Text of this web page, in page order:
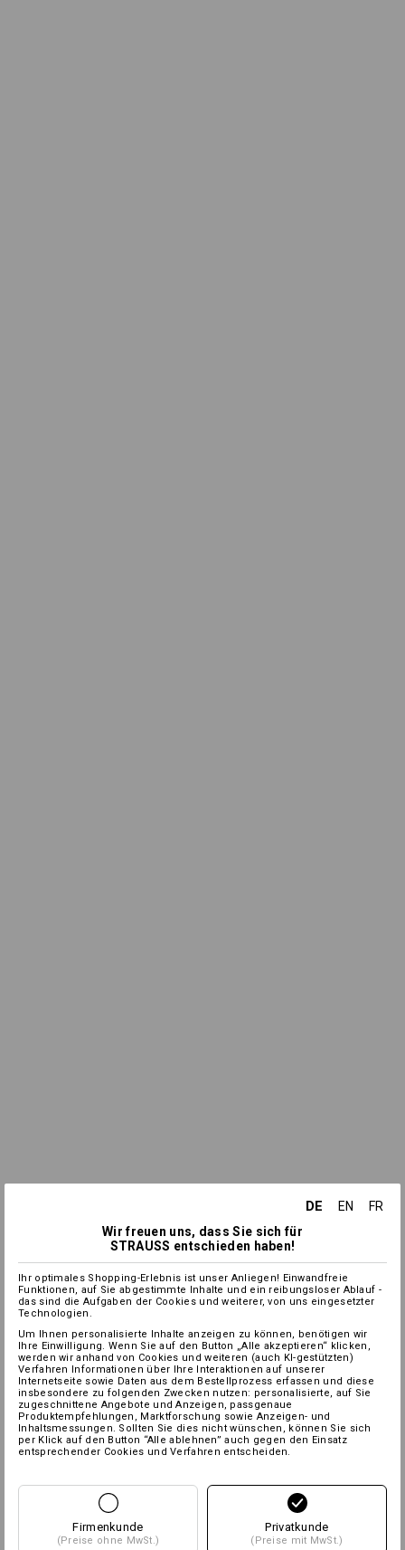
DE EN
FR
Wir freuen uns, dass Sie sich für
STRAUSS entschieden haben!
Ihr optimales Shopping-Erlebnis ist unser Anliegen! Einwandfreie
Funktionen, auf Sie abgestimmte Inhalte und ein reibungsloser Ablauf -
das sind die Aufgaben der Cookies und weiterer, von uns eingesetzter
Technologien.
Um Ihnen personalisierte Inhalte anzeigen zu können, benötigen wir
Ihre Einwilligung. Wenn Sie auf den Button „Alle akzeptieren“ klicken,
werden wir anhand von Cookies und weiteren (auch KI-gestützten)
Verfahren Informationen über Ihre Interaktionen auf unserer
Internetseite sowie Daten aus dem Bestellprozess erfassen und diese
insbesondere zu folgenden Zwecken nutzen: personalisierte, auf Sie
zugeschnittene Angebote und Anzeigen, passgenaue
Produktempfehlungen, Marktforschung sowie Anzeigen- und
Inhaltsmessungen. Sollten Sie dies nicht wünschen, können Sie sich
per Klick auf den Button “Alle ablehnen” auch gegen den Einsatz
entsprechender Cookies und Verfahren entscheiden.
Firmenkunde
(Preise ohne MwSt.)
Privatkunde
(Preise mit MwSt.)